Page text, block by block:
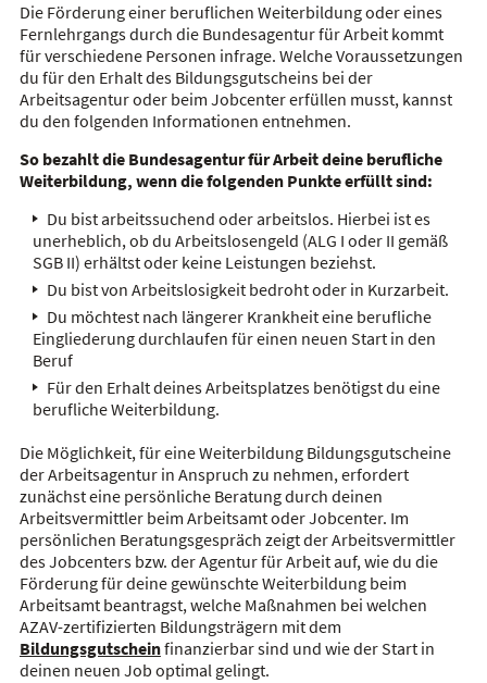
Die Förderung einer beruflichen Weiterbildung oder eines
Fernlehrgangsdurch die Bundesagentur für Arbeit kommt
für verschiedene Personen infrage. Welche Voraussetzungen
du für den Erhalt des Bildungsgutscheins bei der
Arbeitsagentur oder beim Jobcenter erfüllen musst, kannst
du den folgenden Informationen entnehmen.
So bezahlt die Bundesagentur für Arbeit deine berufliche
Weiterbildung, wenn die folgenden Punkte erfüllt sind:
Du bist arbeitssuchend oder arbeitslos. Hierbei ist es
unerheblich, ob du Arbeitslosengeld (ALG I oder II gemäß
SGB II) erhältst oder keine Leistungen beziehst.
Du bist von Arbeitslosigkeit bedroht oder in Kurzarbeit.
Du möchtest nach längerer Krankheit eine berufliche
Eingliederung durchlaufen für einen neuen Start in den
Beruf
Für den Erhalt deines Arbeitsplatzes benötigst du eine
berufliche Weiterbildung.
Die Möglichkeit, für eine Weiterbildung Bildungsgutscheine
der Arbeitsagentur in Anspruch zu nehmen, erfordert
zunächst eine persönliche Beratung durch deinen
Arbeitsvermittler beim Arbeitsamt oder Jobcenter. Im
persönlichen Beratungsgespräch zeigt der Arbeitsvermittler
des Jobcenters bzw. der Agentur für Arbeit auf, wie du die
Förderung für deine gewünschte Weiterbildung beim
Arbeitsamt beantragst, welche Maßnahmen bei welchen
AZAV-zertifizierten Bildungsträgern mit dem
Bildungsgutscheinfinanzierbar sind und wie der Start in
deinen neuen Job optimal gelingt.